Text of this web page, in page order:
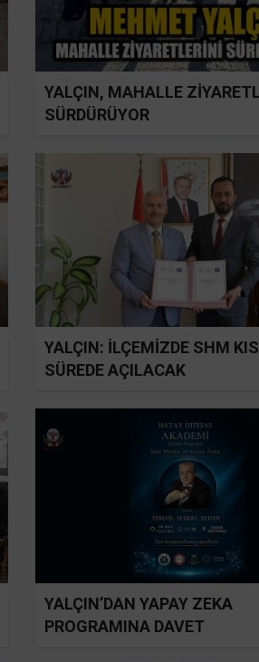
YALÇIN, MAHALLE
SÜRDÜRÜYOR
YALÇIN: İLÇEMİZDE SHM
SÜREDE AÇILACAK
YALÇIN’DAN YAPAY ZEKA
PROGRAMINA DAVET